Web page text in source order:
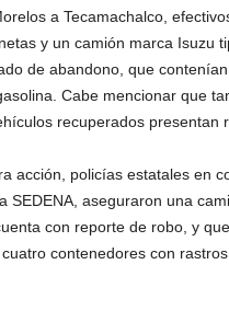
a Tecamachalco,
y un camión marca Isuzu
de abandono, que
Cabe mencionar que
recuperados presentan
acción, policías estatales en
SEDENA, aseguraron una
con reporte de robo, y
contenedores con